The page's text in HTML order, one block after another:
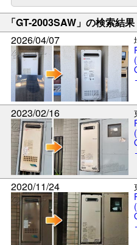
「GT-2003SAW」の検索結
2026/04/07
2023/02/16
2020/11/24